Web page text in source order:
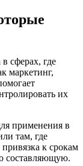
сферах, где
маркетинг,
их
применения в
там, где
к срокам
составляющую.